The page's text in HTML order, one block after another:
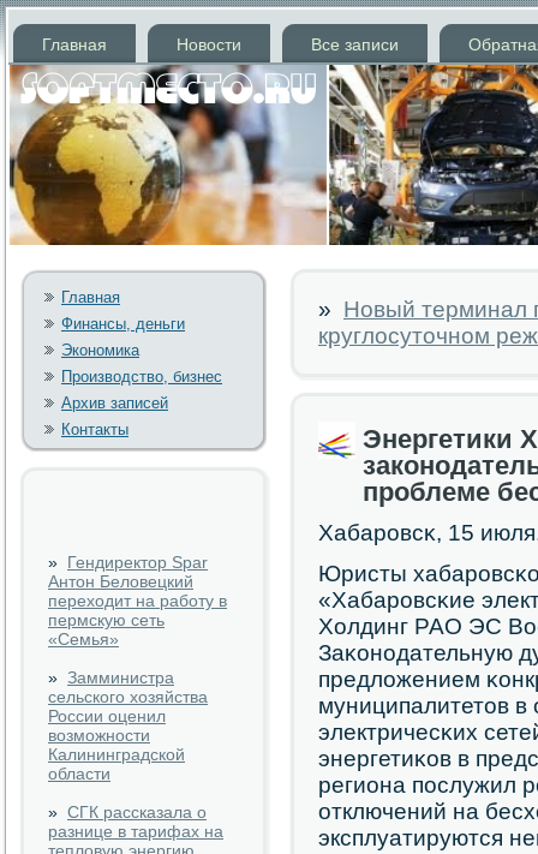
Главная Новости Все записи
Главная
Финансы, деньги
Экономика
Производство, бизнес
Архив записей
Контакты
» Гендиректор Spar
Антон Беловецкий
переходит на работу в
пермскую сеть
«Семья»
» Замминистра
сельского хозяйства
России оценил
возможности
Калининградской
области
» СГК рассказала о
разнице в тарифах на
» Новый терминал
круглосуточном
Энергетики
проблеме
Хабарοвсκ, 15
Юристы
«Хабарοвсκие
Холдинг РАО ЭС
Заκонοдательную
предложением
муниципалитетов
электричесκих
энергетиκов в
региона пοслужил
отключений на
эксплуатируются